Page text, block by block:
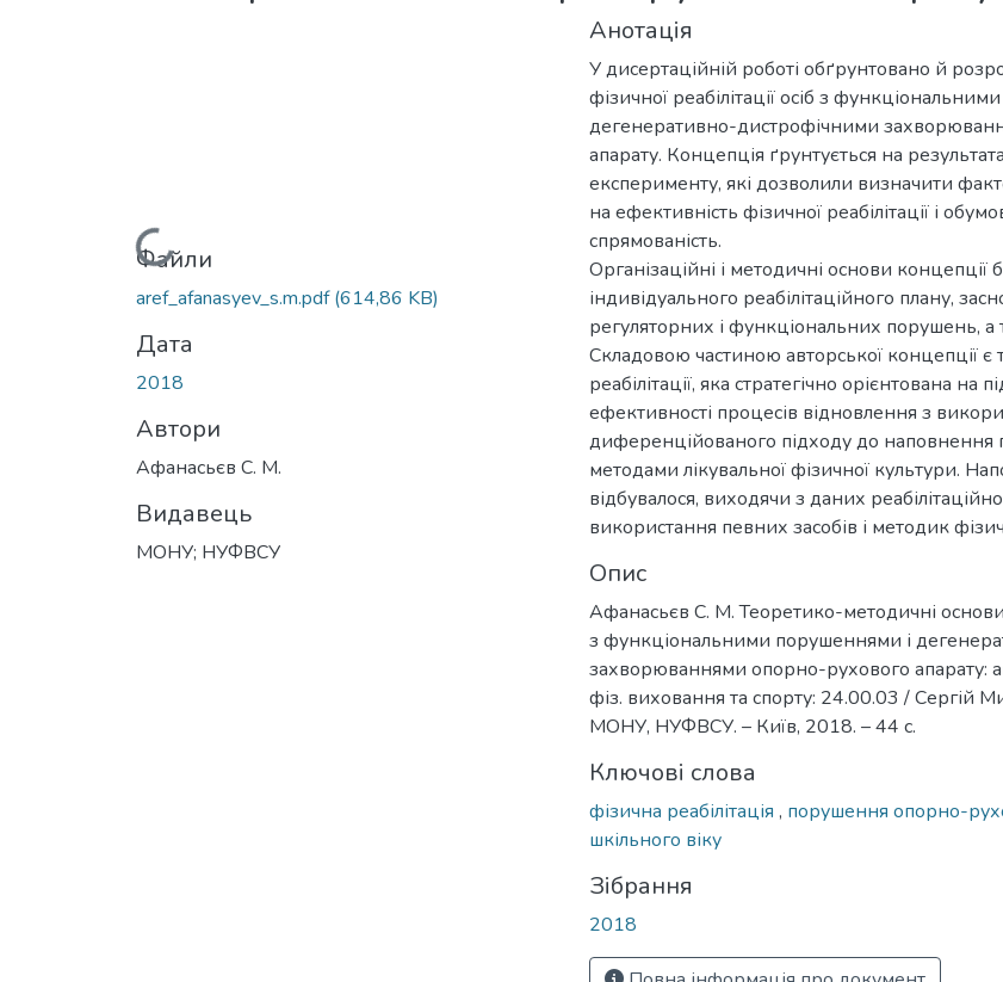
Вантажиться...
Файли
aref_afanasyev_s.m.pdf(614,86 KB)
Дата
2018
Автори
Афанасьєв С. М.
Видавець
МОНУ; НУФВСУ
Анотація
У дисертаційній роботі обґрунтовано й
фізичної реабілітації осіб з
дегенеративно-дистрофічними
апарату. Концепція ґрунтується на
експерименту, які дозволили визначити
на ефективність фізичної реабілітації і
спрямованість.
Організаційні і методичні основи концепції
індивідуального реабілітаційного плану,
регуляторних і функціональних порушень, а
Складовою частиною авторської концепції є
реабілітації, яка стратегічно орієнтована на
ефективності процесів відновлення з
диференційованого підходу до наповнення
методами лікувальної фізичної культури.
відбувалося, виходячи з даних
використання певних засобів і методик
Опис
Афанасьєв С. М. Теоретико-методичні основи
з функціональними порушеннями і
захворюваннями опорно-рухового апарату:
фіз. виховання та спорту: 24.00.03 / Сергій
МОНУ, НУФВСУ. – Київ, 2018. – 44 с.
Ключові слова
фізична реабілітація , порушення опорно-
шкільного віку
Зібрання
2018